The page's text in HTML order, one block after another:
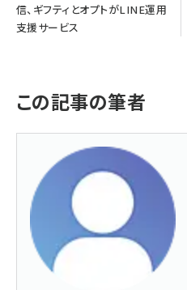
信、ギフティとオプトがLINE運用
支援サービス
この記事の筆者